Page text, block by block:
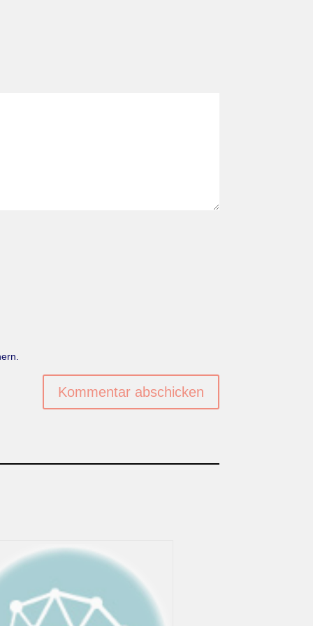
Kommentar abschicken